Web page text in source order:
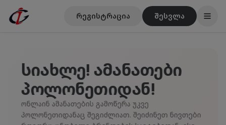
რეგისტრაცია შესვლა
სიახლე! ამანათები
პოლონეთიდან!
ონლაინ ამანათების გამოწერა უკვე
პოლონეთიდანაც შეგიძლიათ. შეიძინეთ ნივთები